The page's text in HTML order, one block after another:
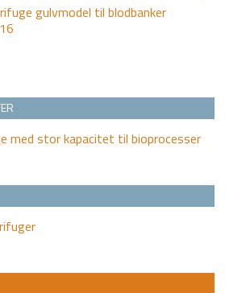
gulvmodel til blodbanker
med stor kapacitet til bioprocesser